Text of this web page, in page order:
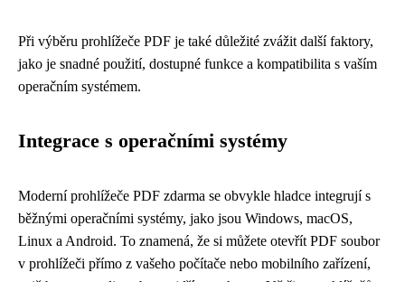
Při výběru prohlížeče PDF je také důležité zvážit další faktory,
jako je snadné použití, dostupné funkce a kompatibilita s vaším
operačním systémem.
Integrace s operačními systémy
Moderní prohlížeče PDF zdarma se obvykle hladce integrují s
běžnými operačními systémy, jako jsou Windows, macOS,
Linux a Android. To znamená, že si můžete otevřít PDF soubor
v prohlížeči přímo z vašeho počítače nebo mobilního zařízení,